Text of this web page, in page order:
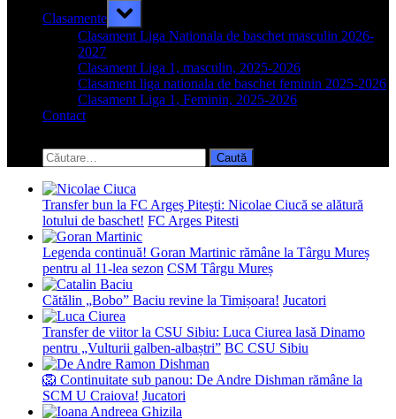
Clasamente
Toggle
sub-
menu
Clasament Liga Nationala de baschet masculin 2026-
2027
Clasament Liga 1, masculin, 2025-2026
Clasament liga nationala de baschet feminin 2025-2026
Clasament Liga 1, Feminin, 2025-2026
Contact
search
form
Caută
după:
Transfer bun la FC Argeș Pitești: Nicolae Ciucă se alătură
lotului de baschet! FC Arges Pitesti
Legenda continuă! Goran Martinic rămâne la Târgu Mureș
pentru al 11-lea sezon CSM Târgu Mureș
Cătălin „Bobo” Baciu revine la Timișoara! Jucatori
Transfer de viitor la CSU Sibiu: Luca Ciurea lasă Dinamo
pentru „Vulturii galben-albaștri” BC CSU Sibiu
🦁 Continuitate sub panou: De Andre Dishman rămâne la
SCM U Craiova! Jucatori